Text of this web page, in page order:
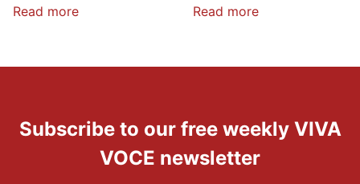
Read more
Read more
Subscribe to our free weekly VIVA
VOCE newsletter